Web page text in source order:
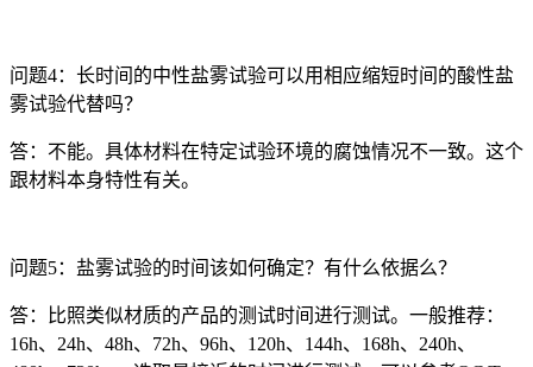
问题4：长时间的中性盐雾试验可以用相应缩短时间的酸性盐
雾试验代替吗？
答：不能。具体材料在特定试验环境的腐蚀情况不一致。这个
跟材料本身特性有关。
问题5：盐雾试验的时间该如何确定？有什么依据么？
答：比照类似材质的产品的测试时间进行测试。一般推荐：
16h、24h、48h、72h、96h、120h、144h、168h、240h、